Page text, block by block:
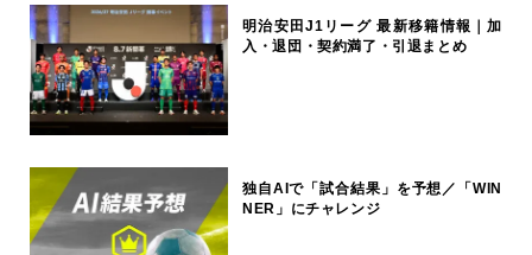
明治安田J1リーグ 最新移籍情報｜加
入・退団・契約満了・引退まとめ
独自AIで「試合結果」を予想／「WIN
NER」にチャレンジ